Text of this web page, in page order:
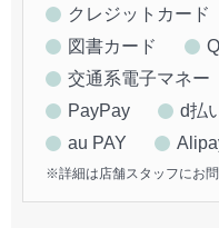
クレジットカード
図書カード
交通系電子マネー
PayPay
d払
au PAY
※詳細は店舗スタッフにお問